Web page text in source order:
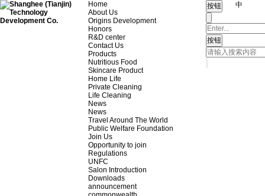
Home
About Us
Origins Development
Honors
R&D center
Contact Us
Products
Nutritious Food
Skincare Product
Home Life
Private Cleaning
Life Cleaning
News
News
Travel Around The World
Public Welfare Foundation
Join Us
Opportunity to join
Regulations
UNFC
Salon Introduction
Downloads
announcement
中